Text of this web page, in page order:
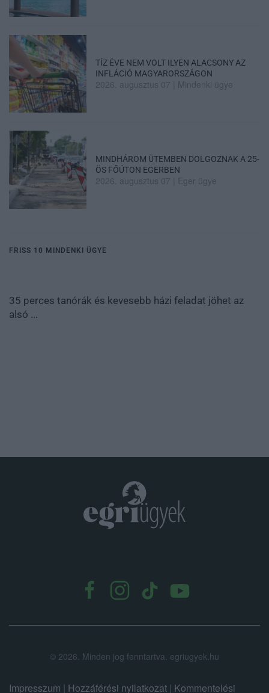
TÍZ ÉVE NEM VOLT ILYEN ALACSONY AZ
INFLÁCIÓ MAGYARORSZÁGON
2026. augusztus 07 Mindenki ügye
MINDHÁROM ÜTEMBEN DOLGOZNAK A 25-
ÖS FŐÚTON EGERBEN
2026. augusztus 07 Eger ügye
FRISS 10 MINDENKI ÜGYE
35 perces tanórák és kevesebb házi feladat jöhet az
alsó ...
© 2026. Minden jog fenntartva. egriugyek.hu
Impresszum | Hozzáférési nyilatkozat | Kommentelési